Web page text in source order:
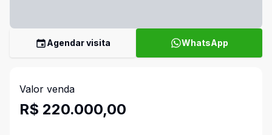
Agendar visita WhatsApp
Valor venda
R$ 220.000,00